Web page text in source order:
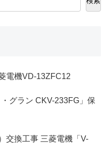
電機VD-13ZFC12
グラン CKV-233FG」保
交換工事 三菱電機「V-